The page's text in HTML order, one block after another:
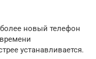
новый телефон
устанавливается.